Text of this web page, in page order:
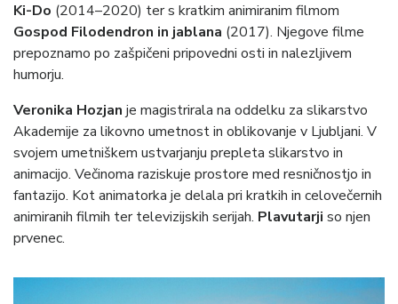
Ki-Do (2014–2020) ter s kratkim animiranim filmom
Gospod Filodendron in jablana (2017). Njegove filme
prepoznamo po zašpičeni pripovedni osti in nalezljivem
humorju.
Veronika Hozjan je magistrirala na oddelku za slikarstvo
Akademije za likovno umetnost in oblikovanje v Ljubljani. V
svojem umetniškem ustvarjanju prepleta slikarstvo in
animacijo. Večinoma raziskuje prostore med resničnostjo in
fantazijo. Kot animatorka je delala pri kratkih in celovečernih
animiranih filmih ter televizijskih serijah. Plavutarji so njen
prvenec.